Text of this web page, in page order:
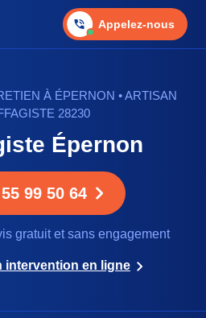
Appelez-nous
À ÉPERNON • ARTISAN
28230
Épernon
99 50 64
gratuit et sans engagement
intervention en ligne